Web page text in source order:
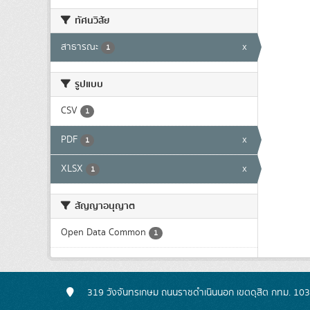
ทัศนวิสัย
สาธารณะ 1 x
รูปแบบ
CSV 1
PDF 1 x
XLSX 1 x
สัญญาอนุญาต
Open Data Common 1
319 วังจันทรเกษม ถนนราชดำเนินนอก เขตดุสิต กทม.